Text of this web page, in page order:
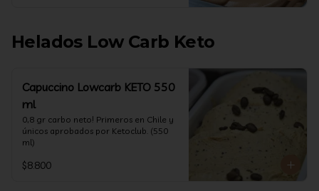
Helados Low Carb Keto
Capuccino Lowcarb KETO 550
ml
0,8 gr carbo neto! Primeros en Chile y
únicos aprobados por Ketoclub. (550
ml)
$8.800